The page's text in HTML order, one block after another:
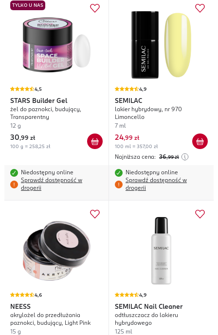
TYLKO U NAS
4,5
STARS Builder Gel
żel do paznokci, budujący,
Transparentny
12 g
30,99 zł
100 g = 258,25 zł
Niedostępny online
Sprawdź dostępność w
drogerii
4,9
SEMILAC
lakier hybrydowy, nr 970
Limoncello
7 ml
24,99 zł
100 ml = 357,00 zł
Najniższa cena: 36,99 zł
Niedostępny online
Sprawdź dostępność w
drogerii
4,6
NEESS
akrylożel do przedłużania
paznokci, budujący, Light Pink
15 g
4,9
SEMILAC Nail Cleaner
odtłuszczacz do lakieru
hybrydowego
125 ml